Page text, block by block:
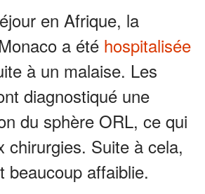
en Afrique, la
a été hospitalisée
à un malaise. Les
diagnostiqué une
du sphère ORL, ce qui
chirurgies. Suite à cela,
beaucoup affaiblie.